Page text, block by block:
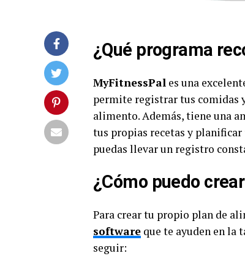
¿Qué programa
MyFitnessPal es una
permite registrar tus comidas
alimento. Además, tiene una
tus propias recetas y
puedas llevar un registro
¿Cómo puedo
Para crear tu propio plan de
software que te ayuden en la
seguir: